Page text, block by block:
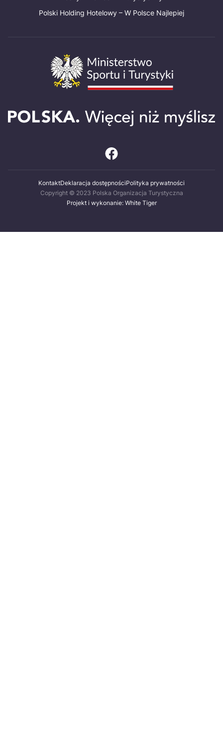
Polski Holding Hotelowy – W Polsce Najlepiej
KontaktDeklaracja dostępnościPolityka prywatności
Copyright © 2023 Polska Organizacja Turystyczna
Projekt i wykonanie: White Tiger